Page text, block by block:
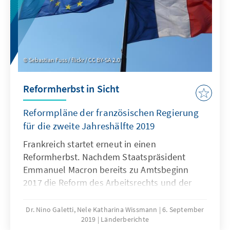
kann.
Sebastian Fuss / flickr / CC BY-SA 2.0
Reformherbst in Sicht
Reformpläne der französischen Regierung
für die zweite Jahreshälfte 2019
Frankreich startet erneut in einen
Reformherbst. Nachdem Staatspräsident
Emmanuel Macron bereits zu Amtsbeginn
2017 die Reform des Arbeitsrechts und der
zweites Regierungsjahr unter einem
schlechten Stern: Die Affäre um seinen
Dr. Nino Galetti, Nele Katharina Wissmann
6. September
2019
Länderberichte